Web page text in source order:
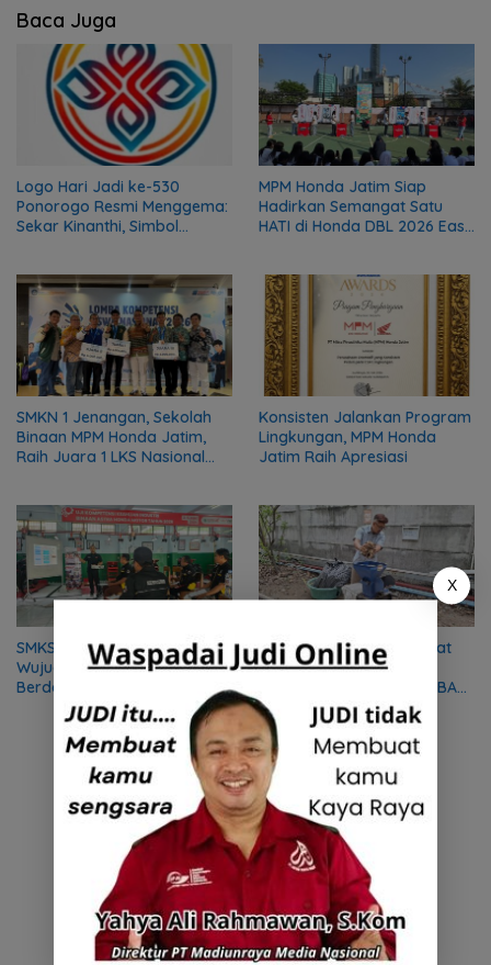
Baca Juga
Logo Hari Jadi ke-530
Ponorogo Resmi Menggema:
Sekar Kinanthi, Simbol
MPM Honda Jatim Siap
Hadirkan Semangat Satu
HATI di Honda DBL 2026 East
SMKN 1 Jenangan, Sekolah
Binaan MPM Honda Jatim,
Raih Juara 1 LKS Nasional
Konsisten Jalankan Program
Lingkungan, MPM Honda
Jatim Raih Apresiasi
SMKS ISLAM 1 KOTA BLITAR
Wujudkan Vokasi
Berdampak Melalui Pelatihan
Mekanik bagi Komunitas DMI
MPM Honda Jatim Perkuat
Pengelolaan Sampah
Berkelanjutan Melalui TEBA
Modern
X